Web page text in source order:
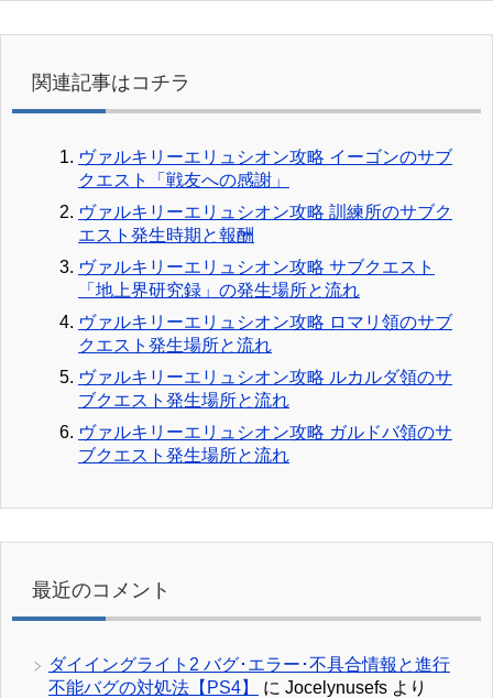
関連記事はコチラ
ヴァルキリーエリュシオン攻略 イーゴンのサブ
クエスト「戦友への感謝」
ヴァルキリーエリュシオン攻略 訓練所のサブク
エスト発生時期と報酬
ヴァルキリーエリュシオン攻略 サブクエスト
「地上界研究録」の発生場所と流れ
ヴァルキリーエリュシオン攻略 ロマリ領のサブ
クエスト発生場所と流れ
ヴァルキリーエリュシオン攻略 ルカルダ領のサ
ブクエスト発生場所と流れ
ヴァルキリーエリュシオン攻略 ガルドバ領のサ
ブクエスト発生場所と流れ
最近のコメント
ダイイングライト2 バグ･エラー･不具合情報と進行
不能バグの対処法【PS4】
に Jocelynusefs より